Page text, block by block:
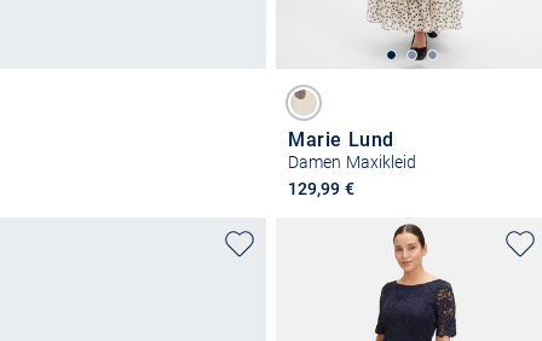
Marie Lund
Damen Maxikleid
129,99 €